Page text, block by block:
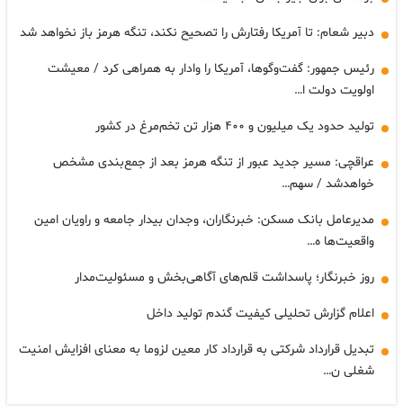
دبیر شعام: تا آمریکا رفتارش را تصحیح نکند، تنگه هرمز باز نخواهد شد
رئیس جمهور: گفت‌وگوها، آمریکا را وادار به همراهی کرد / معیشت
اولویت دولت ا…
تولید حدود یک میلیون و ۴۰۰ هزار تن تخم‌مرغ در کشور
عراقچی: مسیر جدید عبور از تنگه هرمز بعد از جمع‌بندی مشخص
خواهدشد / سهم…
مدیرعامل بانک مسکن: خبرنگاران، وجدان بیدار جامعه و راویان امین
واقعیت‌ها ه…
روز خبرنگار؛ پاسداشت قلم‌های آگاهی‌بخش و مسئولیت‌مدار
اعلام گزارش تحلیلی کیفیت گندم تولید داخل
تبدیل قرارداد شرکتی به قرارداد کار معین لزوما به معنای افزایش امنیت
شغلی ن…